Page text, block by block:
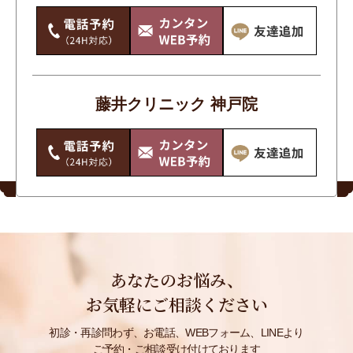
藤井クリニック 神戸院
あなたのお悩み、
お気軽にご相談ください
初診・再診問わず、お電話、WEBフォーム、LINEより
ご予約・ご相談受け付けております